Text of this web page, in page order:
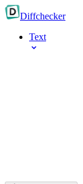
Diffchecker
Text